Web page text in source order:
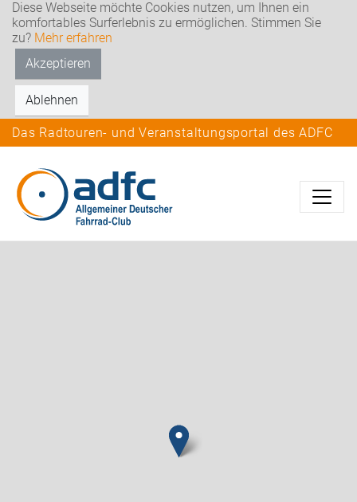
Diese Webseite möchte Cookies nutzen, um Ihnen ein
komfortables Surferlebnis zu ermöglichen. Stimmen Sie
zu? Mehr erfahren
Akzeptieren
Ablehnen
Das Radtouren- und Veranstaltungsportal des ADFC